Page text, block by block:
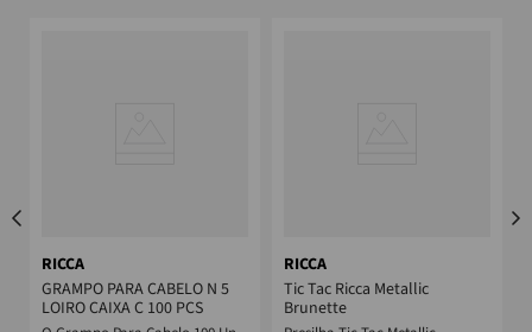
RICCA
GRAMPO PARA CABELO N 5
LOIRO CAIXA C 100 PCS
RICCA
Tic Tac Ricca Metallic
Brunette